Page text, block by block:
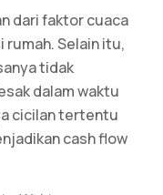
dari faktor cuaca
rumah. Selain itu,
tidak
dalam waktu
cicilan tertentu
cash flow